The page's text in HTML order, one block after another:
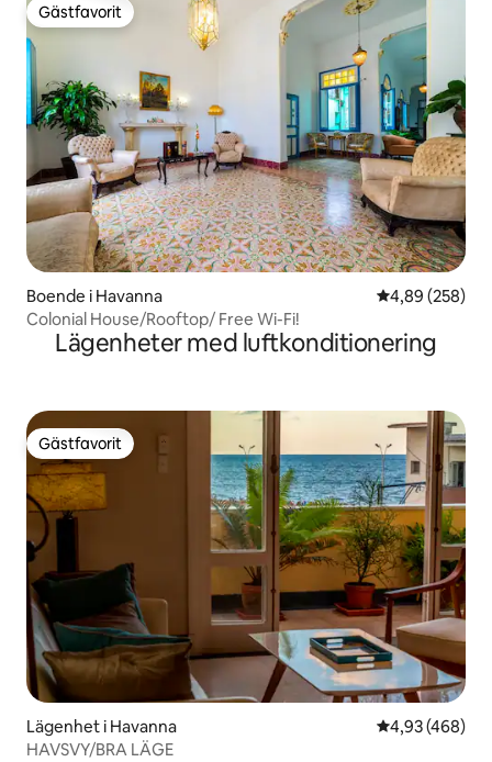
Gästfavorit
Gästfavorit
Boende i Havanna 4,89 av 5 i
4,89 (258)
Colonial House/Rooftop/ Free Wi-Fi!
Lägenheter med luftkonditionering
Gästfavorit
Gästfavorit
Lägenhet i Havanna 4,93 av 5 i
4,93 (468)
HAVSVY/BRA LÄGE